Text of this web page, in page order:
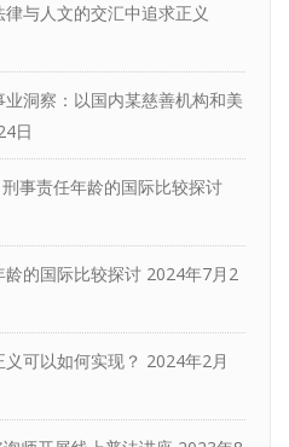
与人文的交汇中追求正义
洞察：以国内某慈善机构和美
日
事责任年龄的国际比较探讨
的国际比较探讨 2024年7月2
可以如何实现？ 2024年2月